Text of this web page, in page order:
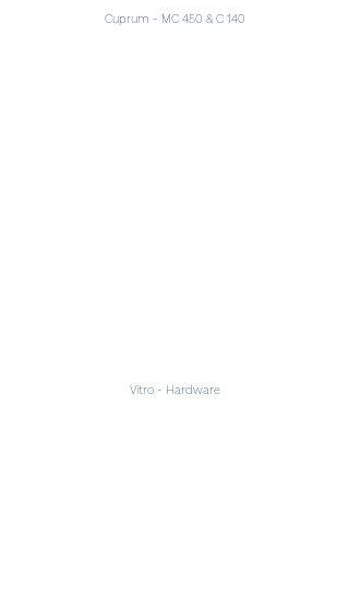
Cuprum - MC 450 & C 140
Vitro - Hardware